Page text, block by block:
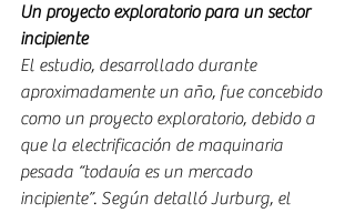
Un proyecto exploratorio para un sector
incipiente
El estudio, desarrollado durante
aproximadamente un año, fue concebido
como un proyecto exploratorio, debido a
que la electrificación de maquinaria
pesada “todavía es un mercado
incipiente”. Según detalló Jurburg, el